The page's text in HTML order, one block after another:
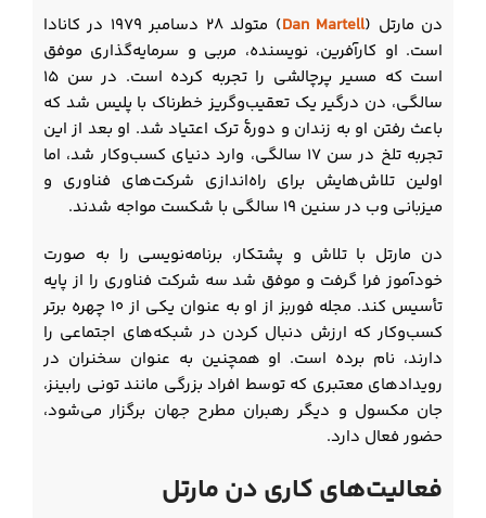
دن مارتل (Dan Martell
) متولد 28 دسامبر 1979 در کانادا
است. او کارآفرین، نویسنده، مربی و سرمایه‌گذاری موفق
است که مسیر پرچالشی را تجربه کرده است. در سن ۱۵
سالگی، دن درگیر یک تعقیب‌وگریز خطرناک با پلیس شد که
باعث رفتن او به زندان و دورۀ ترک اعتیاد شد. او بعد از این
تجربه تلخ در سن ۱۷ سالگی، وارد دنیای کسب‌وکار شد، اما
اولین تلاش‌هایش برای راه‌اندازی شرکت‌های فناوری و
میزبانی وب در سنین ۱۹ سالگی با شکست مواجه شدند.
دن مارتل با تلاش و پشتکار، برنامه‌نویسی را به صورت
خودآموز فرا گرفت و موفق شد سه شرکت فناوری را از پایه
تأسیس کند. مجله فوربز از او به عنوان یکی از ۱۰ چهره برتر
کسب‌وکار که ارزش دنبال کردن در شبکه‌های اجتماعی را
دارند، نام برده است. او همچنین به عنوان سخنران در
رویدادهای معتبری که توسط افراد بزرگی مانند تونی رابینز،
جان مکسول و دیگر رهبران مطرح جهان برگزار می‌شود،
حضور فعال دارد.
فعالیت‌های کاری دن مارتل